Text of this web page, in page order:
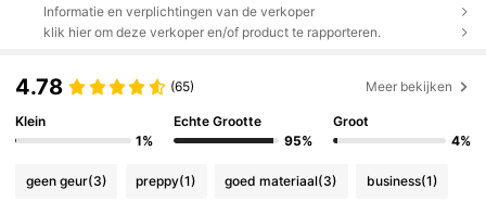
Informatie en verplichtingen van de verkoper
klik hier om deze verkoper en/of product te rapporteren.
4.78 (65) Meer bekijken
Klein
1%
Echte Grootte
95%
Groot
4%
geen geur(3) preppy(1) goed materiaal(3) business(1)